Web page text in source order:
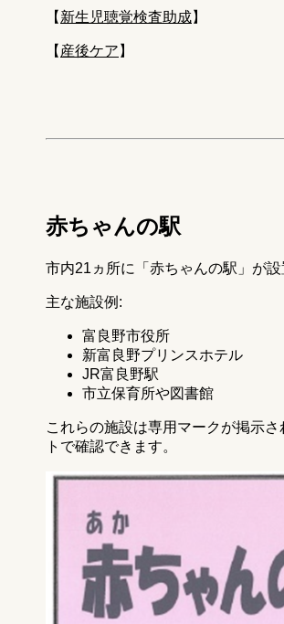
【 新生児聴覚検査助成】
【 産後ケア 】
赤ちゃんの駅
市内21ヵ所に「赤ちゃんの駅」が
主な施設例:
富良野市役所
新富良野プリンスホテル
JR富良野駅
市立保育所や図書館
これらの施設は専用マークが掲示
トで確認できます。